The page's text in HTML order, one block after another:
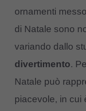
ornamenti
di Natale sono
variando dallo
divertimento.
Natale può
piacevole, in cui